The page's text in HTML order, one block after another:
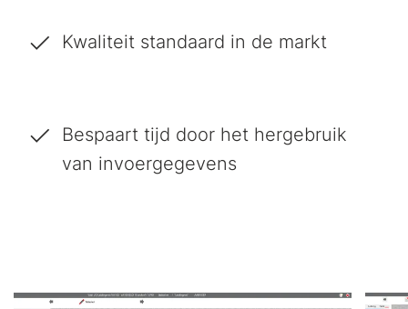
Kwaliteit standaard in de markt
Bespaart tijd door het hergebruik
van invoergegevens